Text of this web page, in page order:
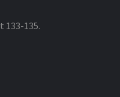
133-135.